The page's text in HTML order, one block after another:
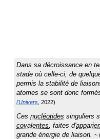
Dans sa décroissance en
stade où celle-ci, de
permis la stabilité de
atomes se sont donc
l'Univers 2022
Ces nucléotides singuliers
covalentes, faites d'
grande énergie de liaison.